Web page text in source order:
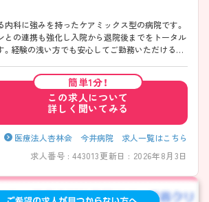
科に強みを持ったケアミックス型の病院です。
との連携も強化し入院から退院後までをトータル
。経験の浅い方でも安心してご勤務いただけるよ
気軽にお問い合わせくださいませ♪
簡単1分！
この求人について
詳しく聞いてみる
医療法人杏林会 今井病院 求人一覧はこちら
求人番号 : 443013更新日 : 2026年8月3日